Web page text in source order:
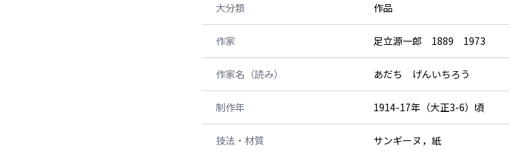
大分類 作品
作家 足立源一郎 1889 1973
作家名（読み） あだち げんいちろう
制作年 1914-17年（大正3-6）頃
技法・材質 サンギーヌ，紙